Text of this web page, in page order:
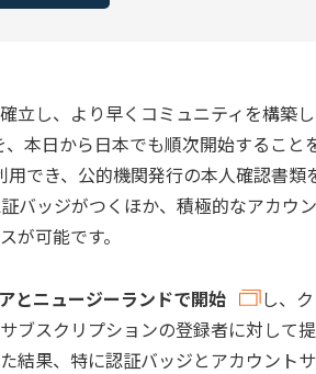
立し、より早くコミュニティを構築し
本日から日本でも順次開始すること
でき、公的機関発行の本人確認書類
バッジがつくほか、積極的なアカウン
が可能です。
とニュージーランドで開始
し、ク
ブスクリプションの登録者に対して提
結果、特に認証バッジとアカウントサ